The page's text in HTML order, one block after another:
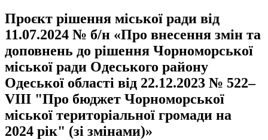
Проєкт рішення міської ради від
11.07.2024 № б/н «Про внесення змін та
доповнень до рішення Чорноморської
міської ради Одеського району
Одеської області від 22.12.2023 № 522–
VІII "Про бюджет Чорноморської
міської територіальної громади на
2024 рік" (зі змінами)»